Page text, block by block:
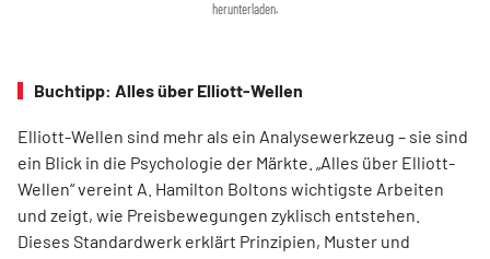
herunterladen.
Buchtipp: Alles über Elliott-Wellen
Elliott-Wellen sind mehr als ein Analysewerkzeug – sie sind
ein Blick in die Psychologie der Märkte. „Alles über Elliott-
Wellen“ vereint A. Hamilton Boltons wichtigste Arbeiten
und zeigt, wie Preisbewegungen zyklisch entstehen.
Dieses Standardwerk erklärt Prinzipien, Muster und